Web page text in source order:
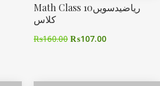
Math Class 10ریاضیدسویں
کلاس
₨160.00 ₨107.00